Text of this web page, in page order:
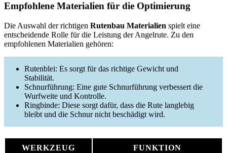
Empfohlene Materialien für die Optimierung
Die Auswahl der richtigen Rutenbau Materialien spielt eine
entscheidende Rolle für die Leistung der Angelrute. Zu den
empfohlenen Materialien gehören:
Rutenblei: Es sorgt für das richtige Gewicht und
Stabilität.
Schnurführung: Eine gute Schnurführung verbessert die
Wurfweite und Kontrolle.
Ringbinde: Diese sorgt dafür, dass die Rute langlebig
bleibt und die Schnur nicht beschädigt wird.
WERKZEUG FUNKTION